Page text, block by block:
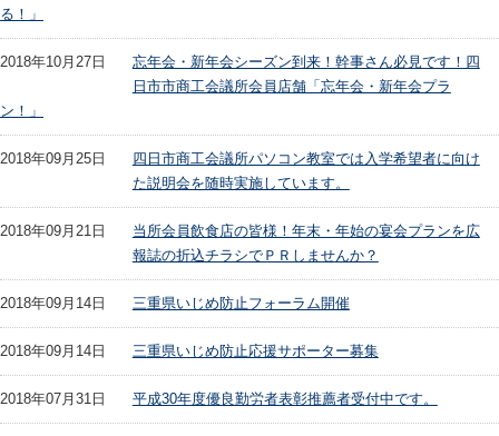
る！」
2018年10月27日
忘年会・新年会シーズン到来！幹事さん必見です！四
日市市商工会議所会員店舗「忘年会・新年会プラ
ン！」
2018年09月25日
四日市商工会議所パソコン教室では入学希望者に向け
た説明会を随時実施しています。
2018年09月21日
当所会員飲食店の皆様！年末・年始の宴会プランを広
報誌の折込チラシでＰＲしませんか？
2018年09月14日 三重県いじめ防止フォーラム開催
2018年09月14日 三重県いじめ防止応援サポーター募集
2018年07月31日 平成30年度優良勤労者表彰推薦者受付中です。